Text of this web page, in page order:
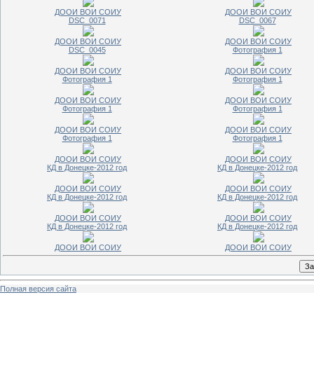
ДООИ ВОИ СОИУ
ДООИ ВОИ СОИУ
DSC_0071
ДООИ ВОИ СОИУ
DSC_0067
ДООИ ВОИ СОИУ
DSC_0045
ДООИ ВОИ СОИУ
Фотография 1
ДООИ ВОИ СОИУ
Фотография 1
ДООИ ВОИ СОИУ
Фотография 1
ДООИ ВОИ СОИУ
Фотография 1
ДООИ ВОИ СОИУ
Фотография 1
ДООИ ВОИ СОИУ
Фотография 1
ДООИ ВОИ СОИУ
Фотография 1
ДООИ ВОИ СОИУ
КД в Донецке-2012 год
ДООИ ВОИ СОИУ
КД в Донецке-2012 год
ДООИ ВОИ СОИУ
КД в Донецке-2012 год
ДООИ ВОИ СОИУ
КД в Донецке-2012 год
ДООИ ВОИ СОИУ
КД в Донецке-2012 год
ДООИ ВОИ СОИУ
КД в Донецке-2012 год
ДООИ ВОИ СОИУ
Полная версия сайта